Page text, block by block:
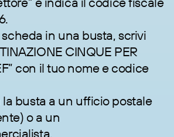
in una busta, scrivi
CINQUE PER
con il tuo nome e codice
busta a un ufficio postale
o a un